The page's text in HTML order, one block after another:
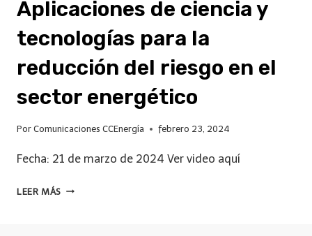
Aplicaciones de ciencia y
tecnologías para la
reducción del riesgo en el
sector energético
Por Comunicaciones CCEnergía febrero 23, 2024
Fecha: 21 de marzo de 2024 Ver video aquí
LEER MÁS